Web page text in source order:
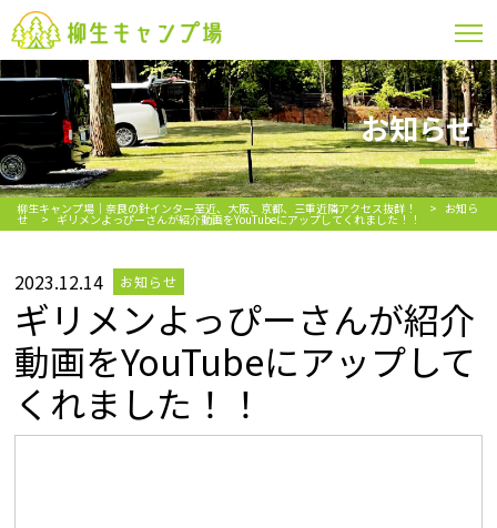
お知らせ
柳生キャンプ場｜奈良の針インター至近、大阪、京都、三重近隣アクセス抜群！ > お知ら
せ > ギリメンよっぴーさんが紹介動画をYouTubeにアップしてくれました！！
2023.12.14 お知らせ
ギリメンよっぴーさんが紹介
動画をYouTubeにアップして
くれました！！